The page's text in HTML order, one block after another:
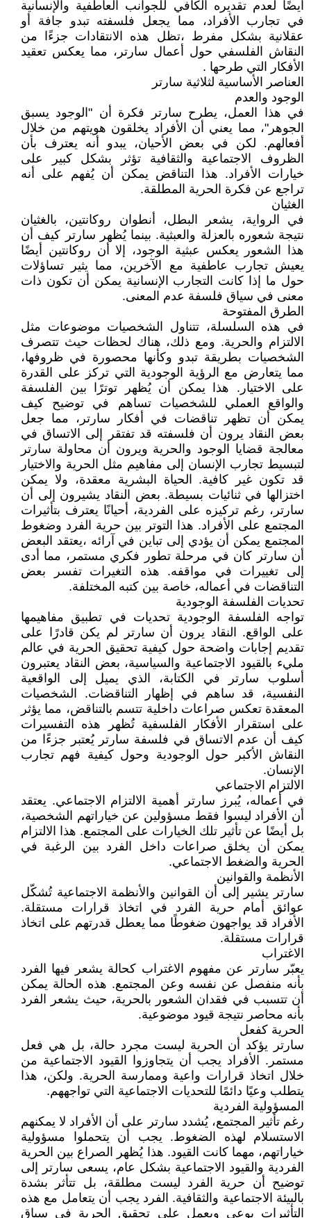
أيضًا لعدم تقديره الكافي للجوانب العاطفية والإنسانية
في تجارب الأفراد، مما يجعل فلسفته تبدو جافة أو
عقلانية بشكل مفرط ،تظل هذه الانتقادات جزءًا من
النقاش الفلسفي حول أعمال سارتر، مما يعكس تعقيد
الأفكار التي طرحها .
العناصر الأساسية لثلاثية سارتر
الوجود والعدم
في هذا العمل، يطرح سارتر فكرة أن "الوجود يسبق
الجوهر"، مما يعني أن الأفراد يخلقون هويتهم من خلال
أفعالهم. لكن في بعض الأحيان، يبدو أنه يعترف بأن
الظروف الاجتماعية والثقافية تؤثر بشكل كبير على
خيارات الأفراد. هذا التناقض يمكن أن يُفهم على أنه
تراجع عن فكرة الحرية المطلقة.
الغثيان
في الرواية، يشعر البطل، أنطوان روكانتين، بالغثيان
نتيجة شعوره بالعزلة والعبثية. بينما يُظهر سارتر كيف أن
هذا الشعور يعكس عبثية الوجود، إلا أن روكانتين أيضًا
يعيش تجارب عاطفية مع الآخرين، مما يثير تساؤلات
حول ما إذا كانت التجارب الإنسانية يمكن أن تكون ذات
معنى في سياق فلسفة عدم المعنى.
الطرق المفتوحة
في هذه السلسلة، تتناول الشخصيات موضوعات مثل
الالتزام والحرية. ومع ذلك، هناك لحظات حيث تتصرف
الشخصيات بطريقة تبدو وكأنها محصورة في ظروفها،
مما يتعارض مع الرؤية الوجودية التي تركز على القدرة
على الاختيار. هذا يمكن أن يُظهر توترًا بين الفلسفة
والواقع العملي للشخصيات تساهم في توضيح كيف
يمكن أن تظهر تناقضات في أفكار سارتر، مما جعل
بعض النقاد يرون أن فلسفته قد تفتقر إلى الاتساق في
معالجة قضايا الوجود والحرية ويرون أن محاولة سارتر
لتبسيط تجارب الإنسان إلى مفاهيم مثل الحرية والاختيار
قد تكون غير كافية. الحياة البشرية معقدة، ولا يمكن
اختزالها في ثنائيات بسيطة. بعض النقاد يشيرون إلى أن
سارتر، رغم تركيزه على الفردية، أحيانًا يعترف بتأثيرات
المجتمع على الأفراد. هذا التوتر بين حرية الفرد وضغوط
المجتمع يمكن أن يؤدي إلى تباين في آرائه ،يعتقد البعض
أن سارتر كان في مرحلة تطور فكري مستمر، مما أدى
إلى تغييرات في مواقفه. هذه التغيرات تفسر بعض
التناقضات في أعماله، خاصة بين كتبه المختلفة.
تحديات الفلسفة الوجودية
تواجه الفلسفة الوجودية تحديات في تطبيق مفاهيمها
على الواقع. النقاد يرون أن سارتر لم يكن قادرًا على
تقديم إجابات واضحة حول كيفية تحقيق الحرية في عالم
مليء بالقيود الاجتماعية والسياسية، بعض النقاد يعتبرون
أسلوب سارتر في الكتابة، الذي يميل إلى الواقعية
النفسية، قد ساهم في إظهار التناقضات. الشخصيات
المعقدة تعكس صراعات داخلية تتسم بالتناقض، مما يؤثر
على استقرار الأفكار الفلسفية تُظهر هذه التفسيرات
كيف أن عدم الاتساق في فلسفة سارتر يُعتبر جزءًا من
النقاش الأكبر حول الوجودية وحول كيفية فهم تجارب
الإنسان.
الالتزام الاجتماعي
في أعماله، يُبرز سارتر أهمية الالتزام الاجتماعي. يعتقد
أن الأفراد ليسوا فقط مسؤولين عن خياراتهم الشخصية،
بل أيضًا عن تأثير تلك الخيارات على المجتمع. هذا الالتزام
يمكن أن يخلق صراعات داخل الفرد بين الرغبة في
الحرية والضغط الاجتماعي.
الأنظمة والقوانين
سارتر يشير إلى أن القوانين والأنظمة الاجتماعية تُشكّل
عوائق أمام حرية الفرد في اتخاذ قرارات مستقلة.
الأفراد قد يواجهون ضغوطًا مما يعطل قدرتهم على اتخاذ
قرارات مستقلة.
الاغتراب
يعبّر سارتر عن مفهوم الاغتراب كحالة يشعر فيها الفرد
بأنه منفصل عن نفسه وعن المجتمع. هذه الحالة يمكن
أن تتسبب في فقدان الشعور بالحرية، حيث يشعر الفرد
بأنه محاصر نتيجة قيود موضوعية.
الحرية كفعل
سارتر يؤكد أن الحرية ليست مجرد حالة، بل هي فعل
مستمر. الأفراد يجب أن يتجاوزوا القيود الاجتماعية من
خلال اتخاذ قرارات واعية وممارسة الحرية. ولكن، هذا
يتطلب وعيًا دائمًا للتحديات الاجتماعية التي تواجههم.
المسؤولية الفردية
رغم تأثير المجتمع، يُشدد سارتر على أن الأفراد لا يمكنهم
الاستسلام لهذه الضغوط. يجب أن يتحملوا مسؤولية
خياراتهم، مهما كانت القيود. هذا يُظهر الصراع بين الحرية
الفردية والقيود الاجتماعية بشكل عام، يسعى سارتر إلى
توضيح أن حرية الفرد ليست مطلقة، بل تتأثر بشدة
بالبيئة الاجتماعية والثقافية. الفرد يجب أن يتعامل مع هذه
التأثيرات بوعي ويعمل على تحقيق الحرية في سياق